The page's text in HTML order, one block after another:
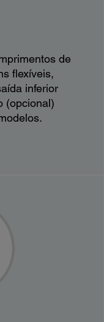
de
flexíveis,
inferior
(opcional)